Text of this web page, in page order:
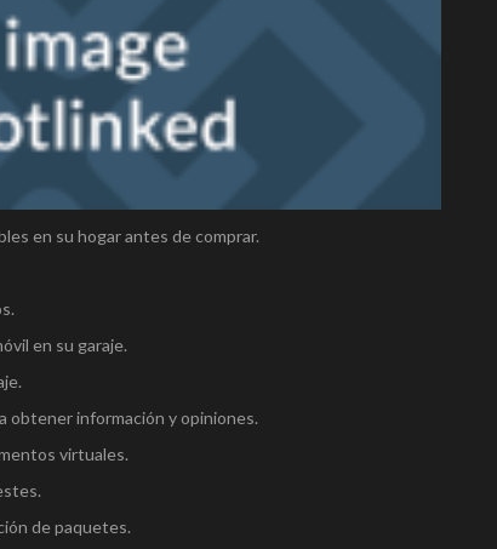
en su hogar antes de comprar.
en su garaje.
obtener información y opiniones.
virtuales.
de paquetes.